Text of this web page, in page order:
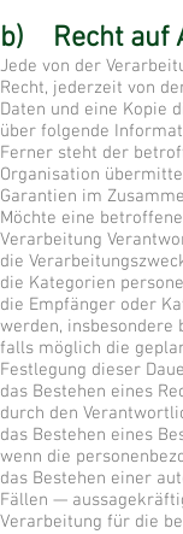
b) Recht auf
Jede von der
Recht, jederzeit von
Daten und eine Kopie
über folgende
Ferner steht der
Organisation
Garantien im
Möchte eine
Verarbeitung
die
die Kategorien
die Empfänger oder
werden,
falls möglich die
Festlegung dieser
das Bestehen eines
durch den
das Bestehen eines
wenn die
das Bestehen einer
Fällen —
Verarbeitung für die